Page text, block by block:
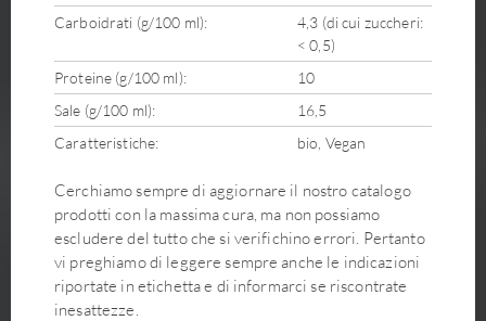
Carboidrati (g/100 ml):
4,3 (di cui zuccheri:
< 0,5)
Proteine (g/100 ml):
10
Sale (g/100 ml):
16,5
Caratteristiche:
bio, Vegan
Cerchiamo sempre di aggiornare il nostro catalogo
prodotti con la massima cura, ma non possiamo
escludere del tutto che si verifichino errori. Pertanto
vi preghiamo di leggere sempre anche le indicazioni
riportate in etichetta e di informarci se riscontrate
inesattezze.